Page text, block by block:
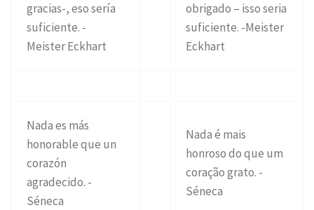
gracias-, eso sería
suficiente. -
Meister Eckhart
obrigado – isso seria
suficiente. -Meister
Eckhart
Nada es más
honorable que un
corazón
agradecido. -
Séneca
Nada é mais
honroso do que um
coração grato. -
Séneca